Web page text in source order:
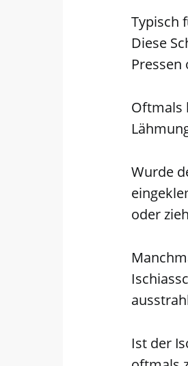
Typisch
Diese
Oftmals
Wurde
oder
Ist der